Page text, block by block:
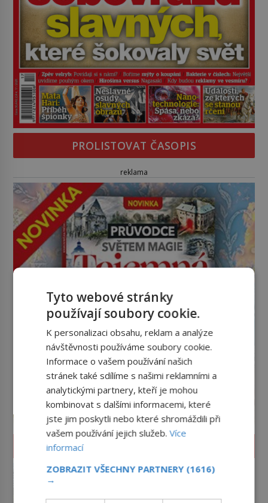
PROLISTOVAT ČASOPIS
reklama
ZÁHADY A TAJEMSTVÍ
Zábavní park Six Flags: Mají tu
Rutinní test horské dráhy v v
Tyto webové stránky
používají soubory cookie.
K personalizaci obsahu, reklam a analýze
návštěvnosti používáme soubory cookie.
Informace o vašem používání našich
stránek také sdílíme s našimi reklamními a
analytickými partnery, kteří je mohou
kombinovat s dalšími informacemi, které
jste jim poskytli nebo které shromáždili při
vašem používání jejich služeb.Více
informací
ZOBRAZIT VŠECHNY PARTNERY (1616)
→